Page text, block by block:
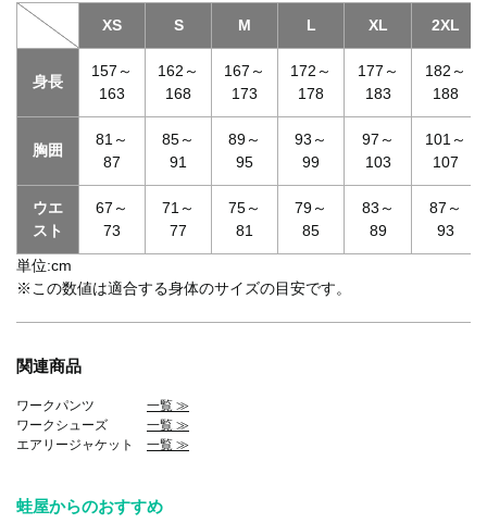
XS S M L XL 2XL
身長
157～
163
162～
168
167～
173
172～
178
177～
183
182～
188
胸囲
81～
87
85～
91
89～
95
93～
99
97～
103
101～
107
ウエ
スト
67～
73
71～
77
75～
81
79～
85
83～
89
87～
93
単位:cm
※この数値は適合する身体のサイズの目安です。
関連商品
ワークパンツ 一覧 ≫
ワークシューズ 一覧 ≫
エアリージャケット 一覧 ≫
蛙屋からのおすすめ